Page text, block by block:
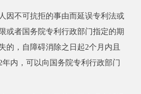
因不可抗拒的事由而延误专利法或
或者国务院专利行政部门指定的期
的，自障碍消除之日起2个月内且
年内，可以向国务院专利行政部门